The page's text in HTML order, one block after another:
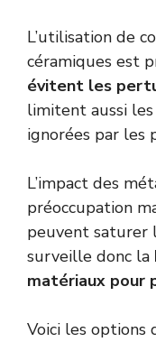
L’utilisation de
céramiques est
évitent les
limitent aussi
ignorées par les
L’impact des
préoccupation
peuvent saturer
surveille donc la
matériaux pour
Voici les options